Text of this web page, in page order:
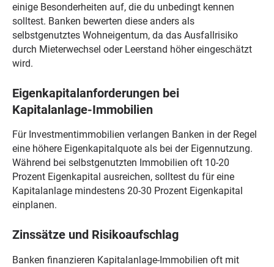
einige Besonderheiten auf, die du unbedingt kennen
solltest. Banken bewerten diese anders als
selbstgenutztes Wohneigentum, da das Ausfallrisiko
durch Mieterwechsel oder Leerstand höher eingeschätzt
wird.
Eigenkapitalanforderungen bei
Kapitalanlage-Immobilien
Für Investmentimmobilien verlangen Banken in der Regel
eine höhere Eigenkapitalquote als bei der Eigennutzung.
Während bei selbstgenutzten Immobilien oft 10-20
Prozent Eigenkapital ausreichen, solltest du für eine
Kapitalanlage mindestens 20-30 Prozent Eigenkapital
einplanen.
Zinssätze und Risikoaufschlag
Banken finanzieren Kapitalanlage-Immobilien oft mit